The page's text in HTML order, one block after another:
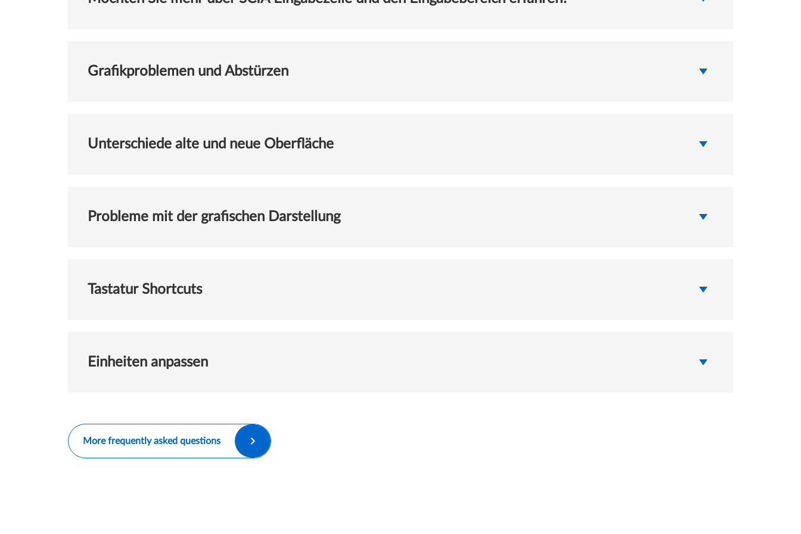
Grafikproblemen und Abstürzen
Unterschiede alte und neue Oberfläche
Probleme mit der grafischen Darstellung
Tastatur Shortcuts
Einheiten anpassen
More frequently asked questions